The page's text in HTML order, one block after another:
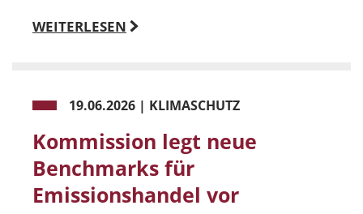
WEITERLESEN
19.06.2026 | KLIMASCHUTZ
Kommission legt neue
Benchmarks für
Emissionshandel vor